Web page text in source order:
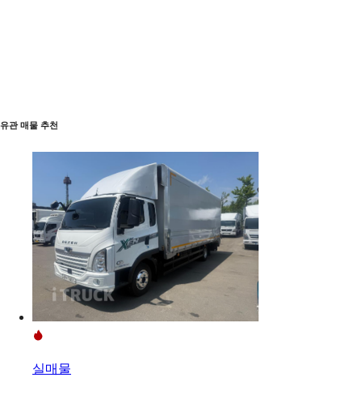
유관 매물 추천
실매물